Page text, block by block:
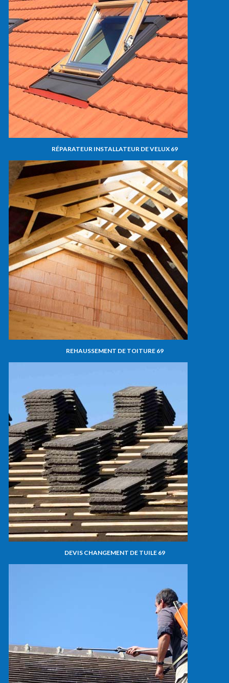
RÉPARATEUR INSTALLATEUR DE VELUX 69
REHAUSSEMENT DE TOITURE 69
DEVIS CHANGEMENT DE TUILE 69